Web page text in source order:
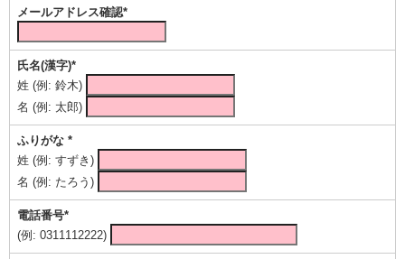
メールアドレス確認*
氏名(漢字)*
姓 (例: 鈴木)
名 (例: 太郎)
ふりがな *
姓 (例: すずき)
名 (例: たろう)
電話番号*
(例: 0311112222)